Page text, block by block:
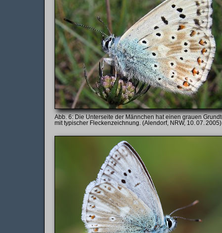
Die Unterseite der Männchen hat einen grauen
mit typischer Fleckenzeichnung. (Alendorf, NRW, 10. 07. 2005)